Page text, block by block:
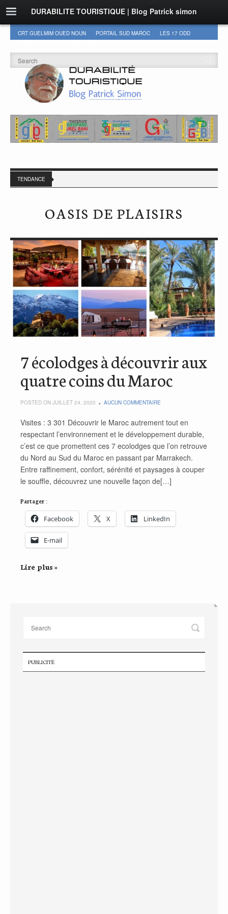
DURABILITE TOURISTIQUE | Blog Patrick simon
CRT GUELMIM OUED NOUN PORTAIL SUD MAROC
LES 17 ODD
TENDANCE
OASIS DE PLAISIRS
7 écolodges à découvrir aux
quatre coins du Maroc
POSTED ON JUILLET 24, 2020 AUCUN COMMENTAIRE
Visites : 3 301 Découvrir le Maroc autrement tout en
respectant l’environnement et le développement durable,
c’est ce que promettent ces 7 ecolodges que l’on retrouve
du Nord au Sud du Maroc en passant par Marrakech.
Entre raffinement, confort, sérénité et paysages à couper
le souffle, découvrez une nouvelle façon de[…]
Partager :
Facebook X LinkedIn
E-mail
Lire plus »
PUBLICITÉ